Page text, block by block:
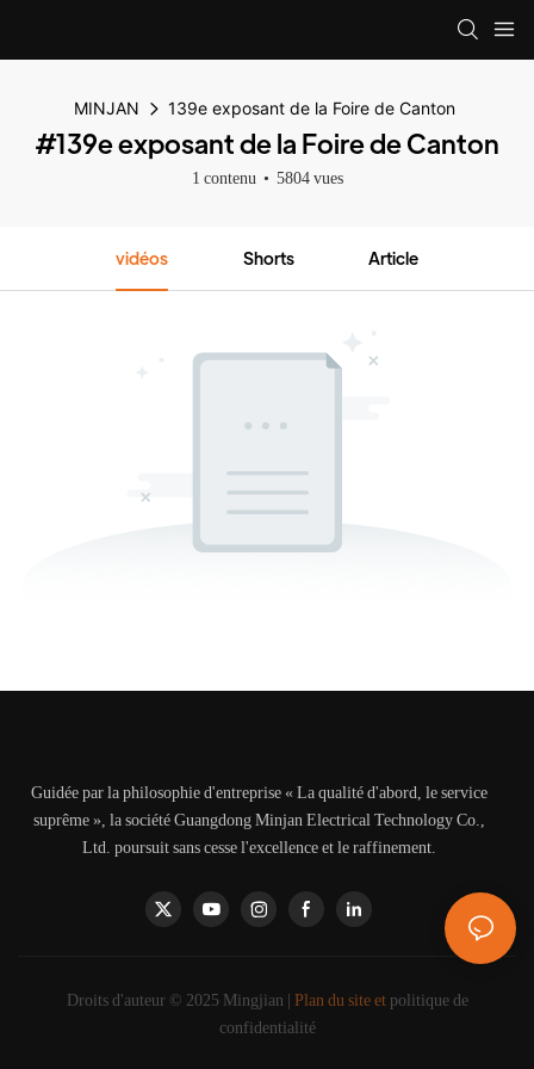
MINJAN 139e exposant de la Foire de Canton
#139e exposant de la Foire de Canton
1 contenu 5804 vues
vidéos Shorts Article
Guidée par la philosophie d'entreprise « La qualité d'abord, le service
suprême », la société Guangdong Minjan Electrical Technology Co.,
Ltd. poursuit sans cesse l'excellence et le raffinement.
Droits d'auteur © 2025 Mingjian | Plan du site et politique de
confidentialité